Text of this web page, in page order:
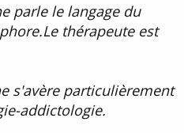
parle le langage du
thérapeute est
s'avère particulièrement
addictologie.